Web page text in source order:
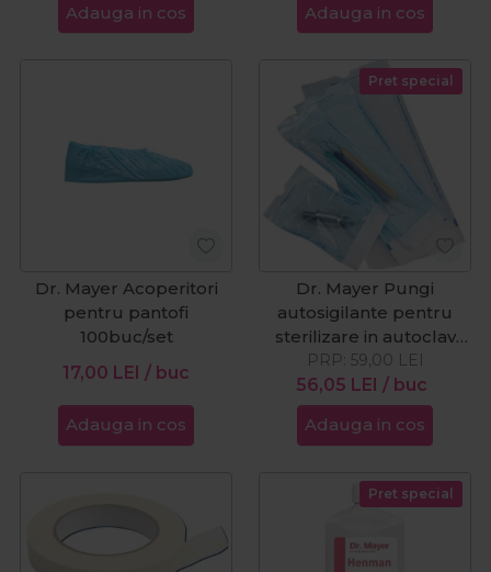
Adauga in cos
Adauga in cos
Dr. Mayer Acoperitori
pentru pantofi
100buc/set
17,00 LEI / buc
Adauga in cos
Pret special
Dr. Mayer Pungi
autosigilante pentru
sterilizare in autoclav
135x280mm 200buc
56,05 LEI / buc
PRP: 59,00 LEI
Adauga in cos
Pret special